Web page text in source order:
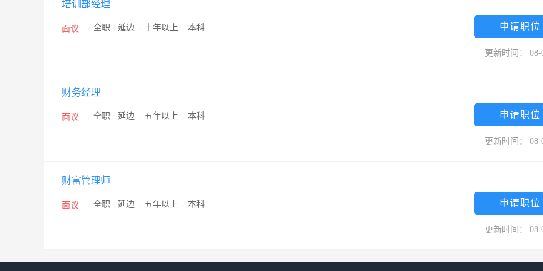
培训部经理
面议 全职 延边 十年以上 本科 申请职位
更新时间： 08-
财务经理
面议 全职 延边 五年以上 本科 申请职位
更新时间： 08-
财富管理师
面议 全职 延边 五年以上 本科 申请职位
更新时间： 08-